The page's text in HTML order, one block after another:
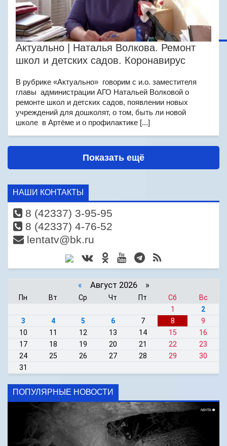
Актуально | Наталья Волкова. Ремонт
школ и детских садов. Коронавирус
В рубрике «Актуально» говорим с и.о. заместителя
главы администрации АГО Натальей Волковой о
ремонте школ и детских садов, появлении новых
учреждений для дошколят, о том, быть ли новой
школе в Артёме и о профилактике [...]
Показать ещё
НАШИ КОНТАКТЫ
8 (42337) 3-95-95
8 (42337) 4-76-52
lentatv@bk.ru
« Август 2026 »
Пн Вт Ср Чт Пт Сб
Вс
1
2
3
4 5 6 7 8
9
10
11 12 13 14 15
16
17
18 19 20 21 22
23
24
25 26 27 28 29
30
31
ПОПУЛЯРНЫЕ НОВОСТИ